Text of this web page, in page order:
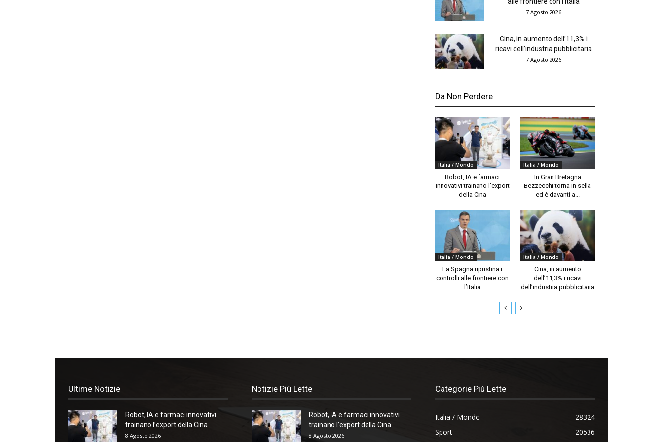
alle frontiere con l’Italia
7 Agosto 2026
Cina, in aumento dell’11,3% i
ricavi dell’industria pubblicitaria
7 Agosto 2026
Da Non Perdere
Italia / Mondo
Robot, IA e farmaci
innovativi trainano l’export
della Cina
Italia / Mondo
In Gran Bretagna
Bezzecchi torna in sella
ed è davanti a...
Italia / Mondo
La Spagna ripristina i
controlli alle frontiere con
l’Italia
Italia / Mondo
Cina, in aumento
dell’11,3% i ricavi
dell’industria pubblicitaria
Ultime Notizie
Robot, IA e farmaci innovativi
trainano l’export della Cina
8 Agosto 2026
Notizie Più Lette
Robot, IA e farmaci innovativi
trainano l’export della Cina
8 Agosto 2026
Categorie Più Lette
Italia / Mondo
28324
Sport
20536